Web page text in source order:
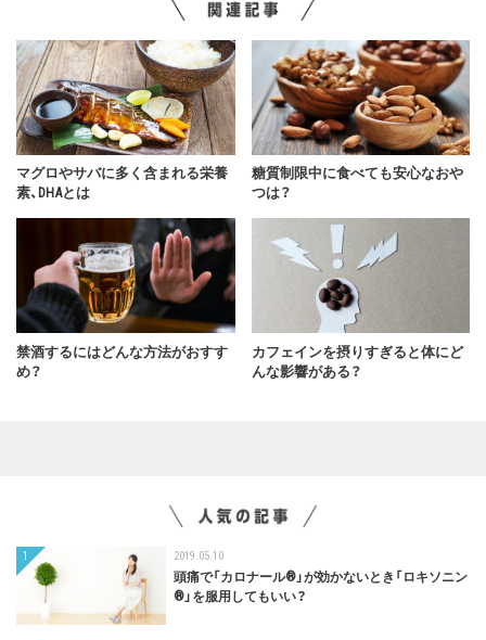
マグロやサバに多く含まれる栄養
素、DHAとは
糖質制限中に食べても安心なおや
つは？
禁酒するにはどんな方法がおすす
め？
カフェインを摂りすぎると体にど
んな影響がある？
1 2019.05.10
頭痛で「カロナール®」が効かないとき「ロキソニン
®︎」を服用してもいい？